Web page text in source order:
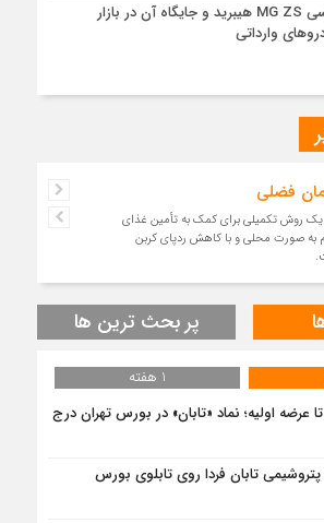
بررسی MG ZS هیبرید و جایگاه آن در بازار
وارداتی
فضلی
یک روش تکمیلی برای کمک به تأمین غذای
به صورت محلی و با کاهش ردپای کربن
پر بحث ترین ها
1 هفته
عرضه اولیه؛ نماد «تابان» در بورس تهران درج
پتروشیمی تابان فردا روی تابلوی بورس